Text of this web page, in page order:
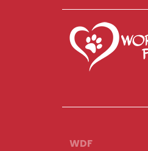
WDF